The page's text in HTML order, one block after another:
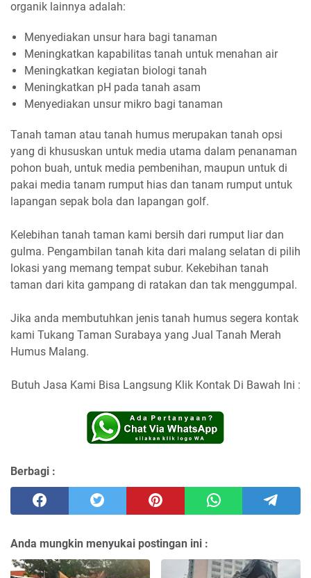
organik lainnya adalah:
Menyediakan unsur hara bagi tanaman
Meningkatkan kapabilitas tanah untuk menahan air
Meningkatkan kegiatan biologi tanah
Meningkatkan pH pada tanah asam
Menyediakan unsur mikro bagi tanaman
Tanah taman atau tanah humus merupakan tanah opsi
yang di khususkan untuk media utama dalam penanaman
pohon buah, untuk media pembenihan, maupun untuk di
pakai media tanam rumput hias dan tanam rumput untuk
lapangan sepak bola dan lapangan golf.
Kelebihan tanah taman kami bersih dari rumput liar dan
gulma. Pengambilan tanah kita dari malang selatan di pilih
lokasi yang memang tempat subur. Kekebihan tanah
taman dari kita gampang di ratakan dan tak menggumpal.
Jika anda membutuhkan jenis tanah humus segera kontak
kami Tukang Taman Surabaya yang Jual Tanah Merah
Humus Malang.
Butuh Jasa Kami Bisa Langsung Klik Kontak Di Bawah Ini :
Berbagi :
Anda mungkin menyukai postingan ini :